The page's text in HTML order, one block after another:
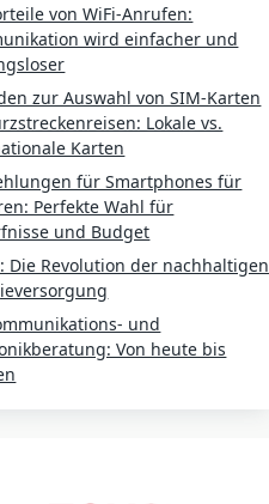
von WiFi-Anrufen:
wird einfacher und
zur Auswahl von SIM-Karten
Lokale vs.
Karten
für Smartphones für
Perfekte Wahl für
und Budget
Die Revolution der nachhaltigen
und
Von heute bis